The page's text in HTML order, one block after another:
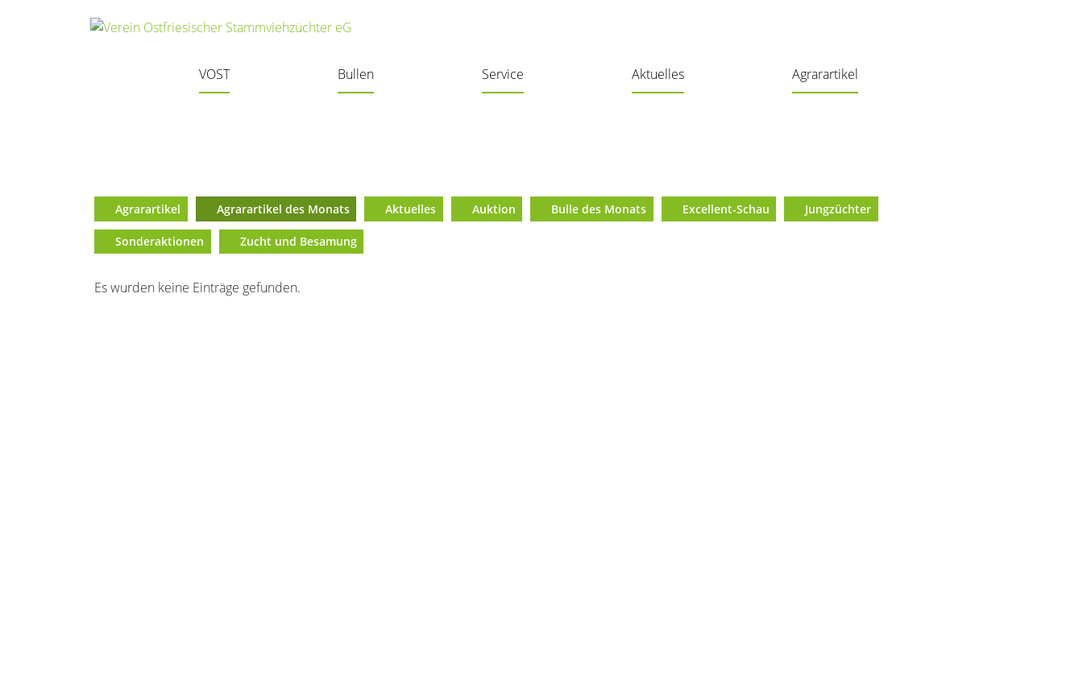
Navigation überspringen
VOST Bullen Service Aktuelles Agrarartikel
Aktuelle Themen
rund um VOST
Agrarartikel Agrarartikel des Monats Aktuelles Auktion Bulle des Monats Excellent-Schau Jungzüchter
Sonderaktionen Zucht und Besamung
Es wurden keine Einträge gefunden.